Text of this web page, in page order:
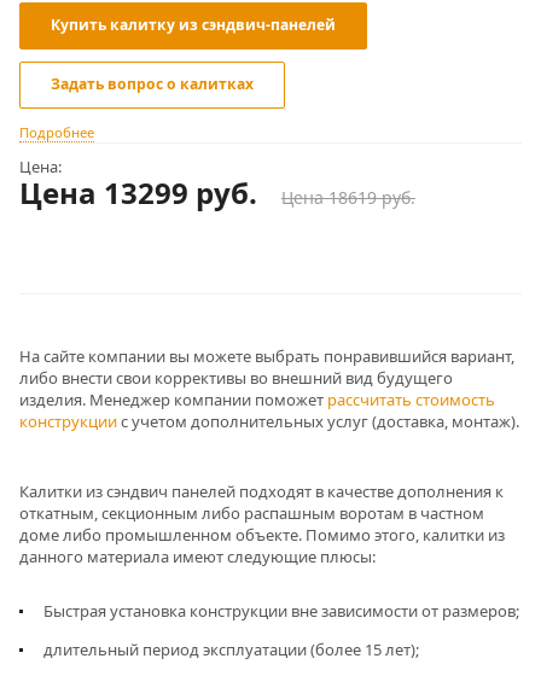
Купить калитку из сэндвич-панелей
Задать вопрос о калитках
Подробнее
Цена:
Цена 13299 руб. Цена 18619 руб.
На сайте компании вы можете выбрать понравившийся вариант,
либо внести свои коррективы во внешний вид будущего
изделия. Менеджер компании поможет рассчитать стоимость
конструкциис учетом дополнительных услуг (доставка, монтаж).
Калитки из сэндвич панелей подходят в качестве дополнения к
откатным, секционным либо распашным воротам в частном
доме либо промышленном объекте. Помимо этого, калитки из
данного материала имеют следующие плюсы:
Быстрая установка конструкции вне зависимости от размеров;
длительный период эксплуатации (более 15 лет);